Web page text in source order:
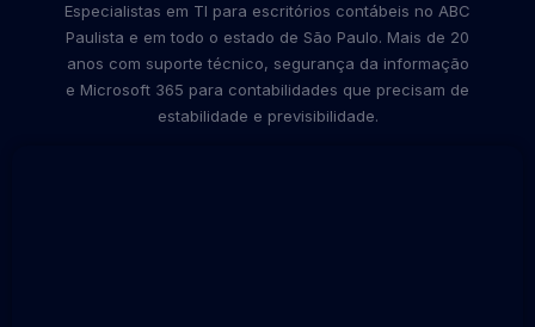
Especialistas em TI para escritórios contábeis no ABC
Paulista e em todo o estado de São Paulo. Mais de 20
anos com suporte técnico, segurança da informação
e Microsoft 365 para contabilidades que precisam de
estabilidade e previsibilidade.